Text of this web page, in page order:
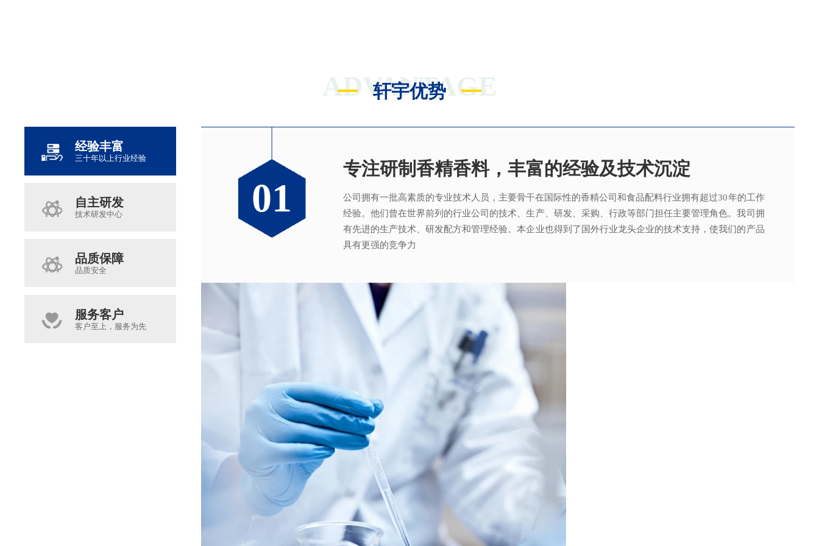
ADVANTAGE
轩宇优势
经验丰富
三十年以上行业经验
自主研发
技术研发中心
品质保障
品质安全
服务客户
客户至上，服务为先
01
专注研制香精香料，丰富的经验及技术沉淀
公司拥有一批高素质的专业技术人员，主要骨干在国际性的香精公司和食品配料行业拥有超过30年的工作
经验。他们曾在世界前列的行业公司的技术、生产、研发、采购、行政等部门担任主要管理角色。我司拥
有先进的生产技术、研发配方和管理经验。本企业也得到了国外行业龙头企业的技术支持，使我们的产品
具有更强的竞争力
02
满足客户不同的调香需求
拥有独立的香精香料技术研发实验室和生产车间，可为客户提供适合、满意，高性价比的高品质香精。
03
完善的质量管理体系
从2005年起，公司就建立了国际认可的ISO9001：2015质量管理体系及ISO22000：2018 食品安全管理体
系，为所有产品质量稳定性及食用安全性保驾护航。
04
真心酿香味 芬芳传五洲
轩宇的应用及技术服务中心，汇聚了多位优秀的技术工程师从事香精香料在各类产品中的开发应用，能高
效地针对客户需求打造不同产品，满足客户对提高其产品质量以及缩短交货期的需求。